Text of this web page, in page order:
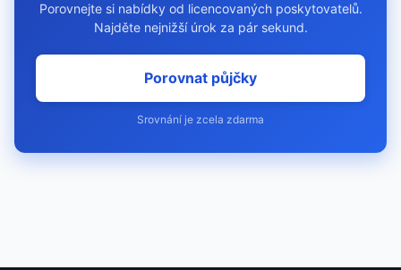
Porovnejte si nabídky od licencovaných poskytovatelů.
Najděte nejnižší úrok za pár sekund.
Porovnat půjčky
Srovnání je zcela zdarma